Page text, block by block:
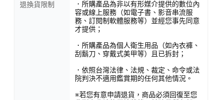
退換貨限制
．所購產品為非以有形媒介提供的數位內
容或線上服務（如電子書、影音串流服
務、訂閱制軟體服務等）並經您事先同意
才提供；
．所購產品為個人衛生用品（如內衣褲、
刮鬍刀、穿戴式美甲等）且已拆封；
．依照台灣法律、法規、裁定、命令或法
院判決不適用鑑賞期的任何其他情況。
※若您有意申請退貨，商品必須回復至您